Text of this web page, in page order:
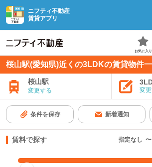
ニフティ不動産
賃貸アプリ
お気に入り
桜山駅(愛知県)近くの3LDKの賃貸物件
桜山駅
変更する 変
条件を保存 新着通知
賃料で探す 指定なし 〜